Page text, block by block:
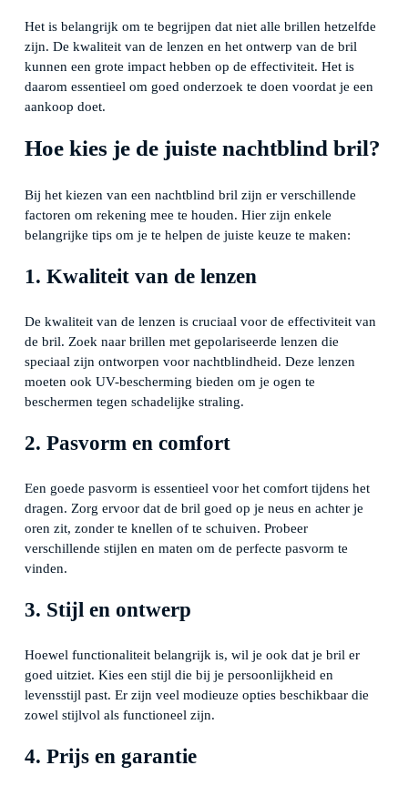
Het is belangrijk om te begrijpen dat niet alle brillen hetzelfde
zijn. De kwaliteit van de lenzen en het ontwerp van de bril
kunnen een grote impact hebben op de effectiviteit. Het is
daarom essentieel om goed onderzoek te doen voordat je een
aankoop doet.
Hoe kies je de juiste nachtblind bril?
Bij het kiezen van een nachtblind bril zijn er verschillende
factoren om rekening mee te houden. Hier zijn enkele
belangrijke tips om je te helpen de juiste keuze te maken:
1. Kwaliteit van de lenzen
De kwaliteit van de lenzen is cruciaal voor de effectiviteit van
de bril. Zoek naar brillen met gepolariseerde lenzen die
speciaal zijn ontworpen voor nachtblindheid. Deze lenzen
moeten ook UV-bescherming bieden om je ogen te
beschermen tegen schadelijke straling.
2. Pasvorm en comfort
Een goede pasvorm is essentieel voor het comfort tijdens het
dragen. Zorg ervoor dat de bril goed op je neus en achter je
oren zit, zonder te knellen of te schuiven. Probeer
verschillende stijlen en maten om de perfecte pasvorm te
vinden.
3. Stijl en ontwerp
Hoewel functionaliteit belangrijk is, wil je ook dat je bril er
goed uitziet. Kies een stijl die bij je persoonlijkheid en
levensstijl past. Er zijn veel modieuze opties beschikbaar die
zowel stijlvol als functioneel zijn.
4. Prijs en garantie